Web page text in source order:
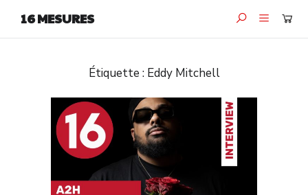
16 MESURES
Étiquette : Eddy Mitchell